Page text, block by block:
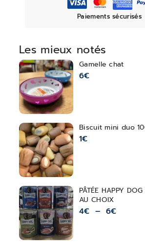
Les mieux notés
Gamelle chat
6€
Biscuit mini duo
1€
PÂTÉE HAPPY
AU CHOIX
4€ – 6€
Paiements sécurisés